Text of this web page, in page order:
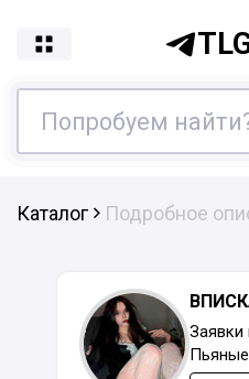
Каталог Подробное
Заявки